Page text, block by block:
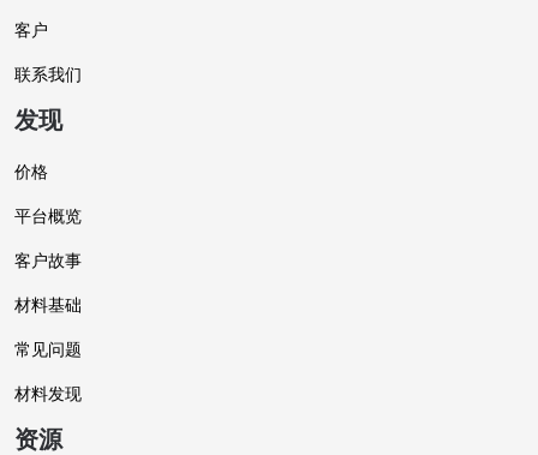
客户
联系我们
发现
价格
平台概览
客户故事
材料基础
常见问题
材料发现
资源